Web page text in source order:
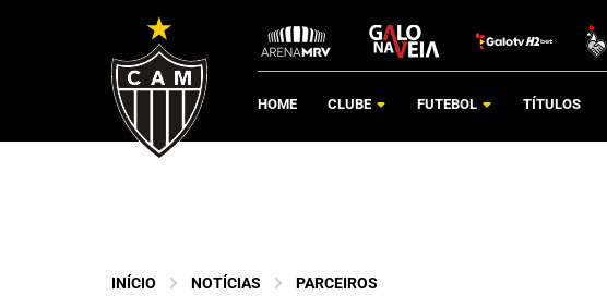
HOME CLUBE FUTEBOL TÍTULOS
INÍCIO NOTÍCIAS PARCEIROS